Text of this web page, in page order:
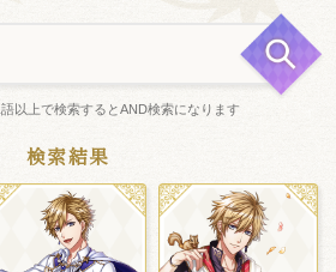
以上で検索するとAND検索になります
検索結果